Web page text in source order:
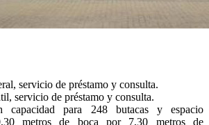
servicio de préstamo y consulta.
servicio de préstamo y consulta.
capacidad para 248 butacas y espacio
metros de boca por 7,30 metros de